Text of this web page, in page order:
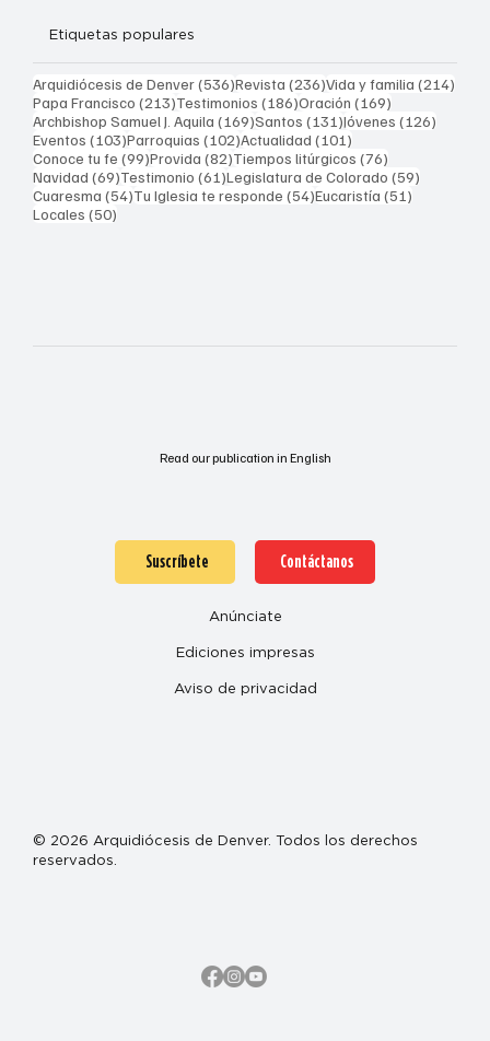
Etiquetas populares
Arquidiócesis de Denver(536)536 entradas
Revista (236)236 entradas
Vida y familia (214)
Papa Francisco (213)213 entradas
Testimonios (186)186 entradas
Oración (169)
Archbishop Samuel J. Aquila (169)169 entradas
Santos (131)131 entradas
Jóvenes (126)
Eventos (103)103 entradas
Parroquias (102)102 entradas
Actualidad (101)
Conoce tu fe (99)99 entradas
Provida (82)82 entradas
Tiempos litúrgicos (76)
Navidad (69)69 entradas
Testimonio (61)61 entradas
Legislatura de Colorado (59)
Cuaresma (54)54 entradas
Tu Iglesia te responde (54)54 entradas
Eucaristía (51)
Locales (50)
Read our publication in English
Suscríbete Contáctanos
Anúnciate
Ediciones impresas
Aviso de privacidad
© 2026 Arquidiócesis de Denver. Todos los derechos
reservados.